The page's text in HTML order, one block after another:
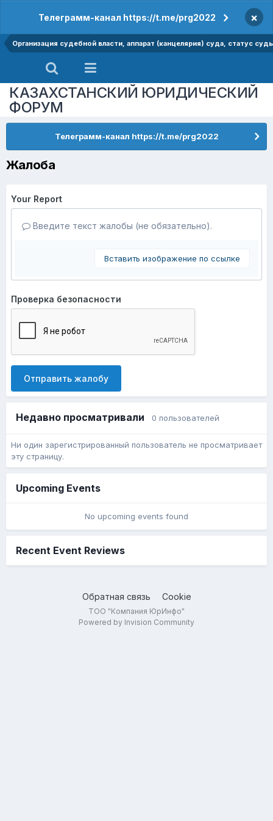
Телеграмм-канал https://t.me/prg2022 ×
Организация судебной власти, аппарат (канцелярия) суда, статус
КАЗАХСТАНСКИЙ ЮРИДИЧЕСКИЙ
ФОРУМ
Телеграмм-канал https://t.me/prg2022
Жалоба
Your Report
Введите текст жалобы (не обязательно).
Вставить изображение по ссылке
Проверка безопасности
Отправить жалобу
Недавно просматривали 0 пользователей
Ни один зарегистрированный пользователь не просматривает
эту страницу.
Upcoming Events
No upcoming events found
Recent Event Reviews
Обратная связь Cookie
ТОО "Компания ЮрИнфо"
Powered by Invision Community